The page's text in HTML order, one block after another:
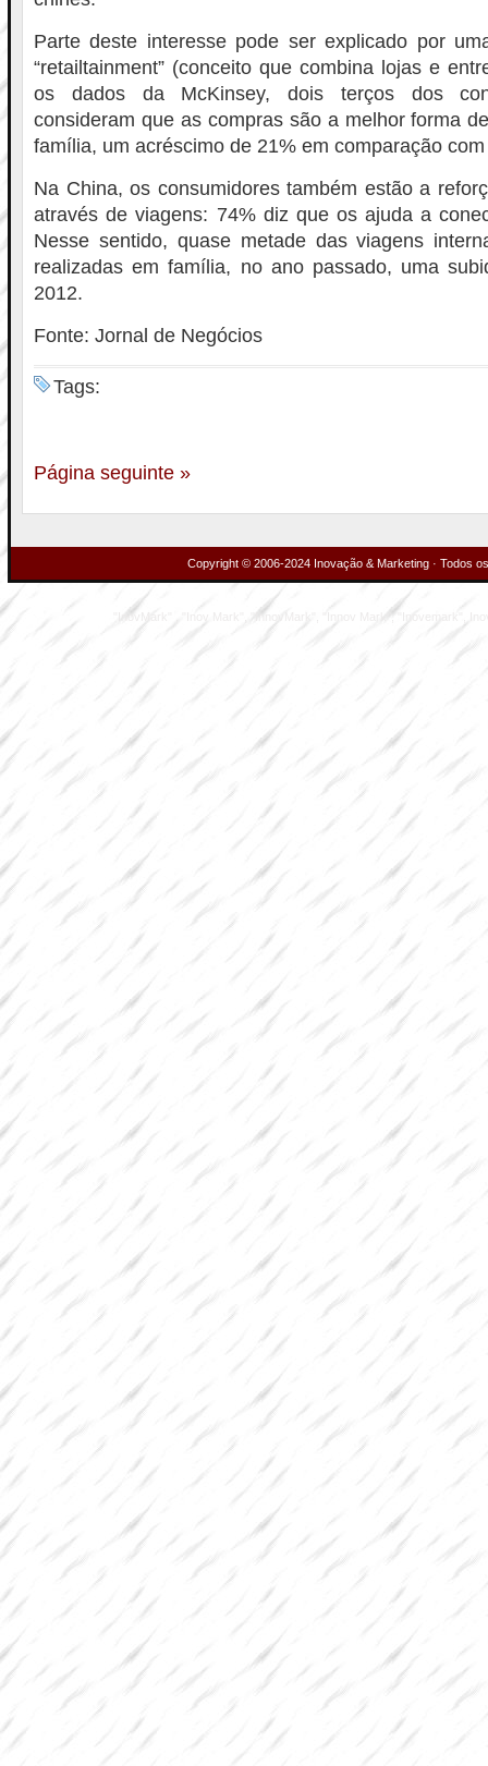
Parte deste interesse pode ser explicado por
“retailtainment” (conceito que combina lojas e
os dados da McKinsey, dois terços dos
consideram que as compras são a melhor forma
família, um acréscimo de 21% em comparação
Na China, os consumidores também estão a
através de viagens: 74% diz que os ajuda a
Nesse sentido, quase metade das viagens
realizadas em família, no ano passado, uma
2012.
Fonte: Jornal de Negócios
Tags:
Página seguinte »
Copyright © 2006-2024 Inovação & Marketing · Todos
"InovMark" , "Inov Mark", "InnovMark", "Innov Mark", "Inovemark",